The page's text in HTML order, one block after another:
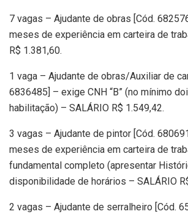
7 vagas – Ajudante de obras [Cód.
meses de experiência em carteira de
R$ 1.381,60.
1 vaga – Ajudante de obras/Auxiliar de
6836485] – exige CNH “B” (no mínimo
habilitação) – SALÁRIO R$ 1.549,42.
3 vagas – Ajudante de pintor [Cód.
meses de experiência em carteira de
fundamental completo (apresentar
disponibilidade de horários – SALÁRIO
2 vagas – Ajudante de serralheiro [Cód.